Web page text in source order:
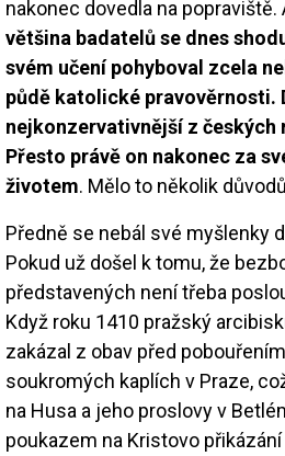
nakonec dovedla na
většina badatelů se dnes
svém učení pohyboval zcela
půdě katolické pravověrnosti.
nejkonzervativnější z
Přesto právě on nakonec za
životem. Mělo to několik
Předně se nebál své myšlenky
Pokud už došel k tomu, že
představených není třeba
Když roku 1410 pražský
zakázal z obav před
soukromých kaplích v Praze,
na Husa a jeho proslovy v
poukazem na Kristovo